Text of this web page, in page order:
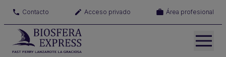
Contacto Acceso privado Área profesional